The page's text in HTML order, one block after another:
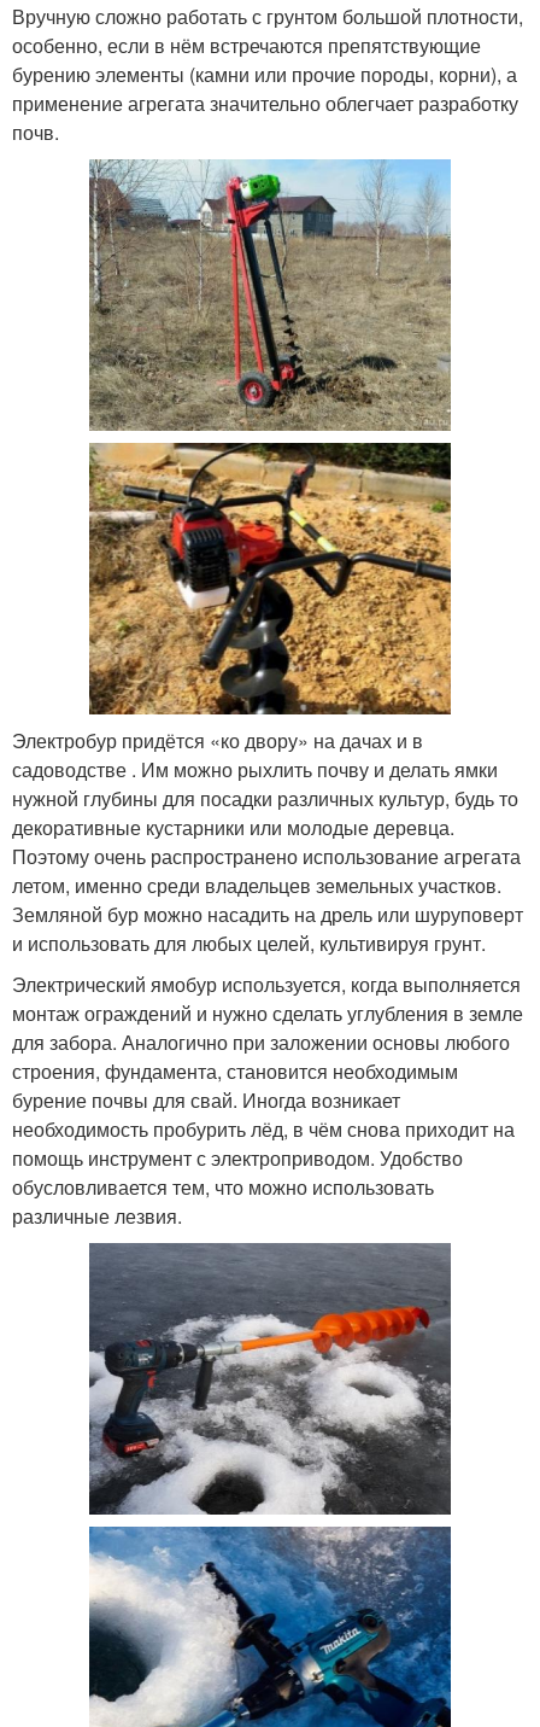
Вручную сложно работать с грунтом большой плотности,
особенно, если в нём встречаются препятствующие
бурению элементы (камни или прочие породы, корни), а
применение агрегата значительно облегчает разработку
почв.
Электробур придётся «ко двору» на дачах и в
садоводстве . Им можно рыхлить почву и делать ямки
нужной глубины для посадки различных культур, будь то
декоративные кустарники или молодые деревца.
Поэтому очень распространено использование агрегата
летом, именно среди владельцев земельных участков.
Земляной бур можно насадить на дрель или шуруповерт
и использовать для любых целей, культивируя грунт.
Электрический ямобур используется, когда выполняется
монтаж ограждений и нужно сделать углубления в земле
для забора. Аналогично при заложении основы любого
строения, фундамента, становится необходимым
бурение почвы для свай. Иногда возникает
необходимость пробурить лёд, в чём снова приходит на
помощь инструмент с электроприводом. Удобство
обусловливается тем, что можно использовать
различные лезвия.